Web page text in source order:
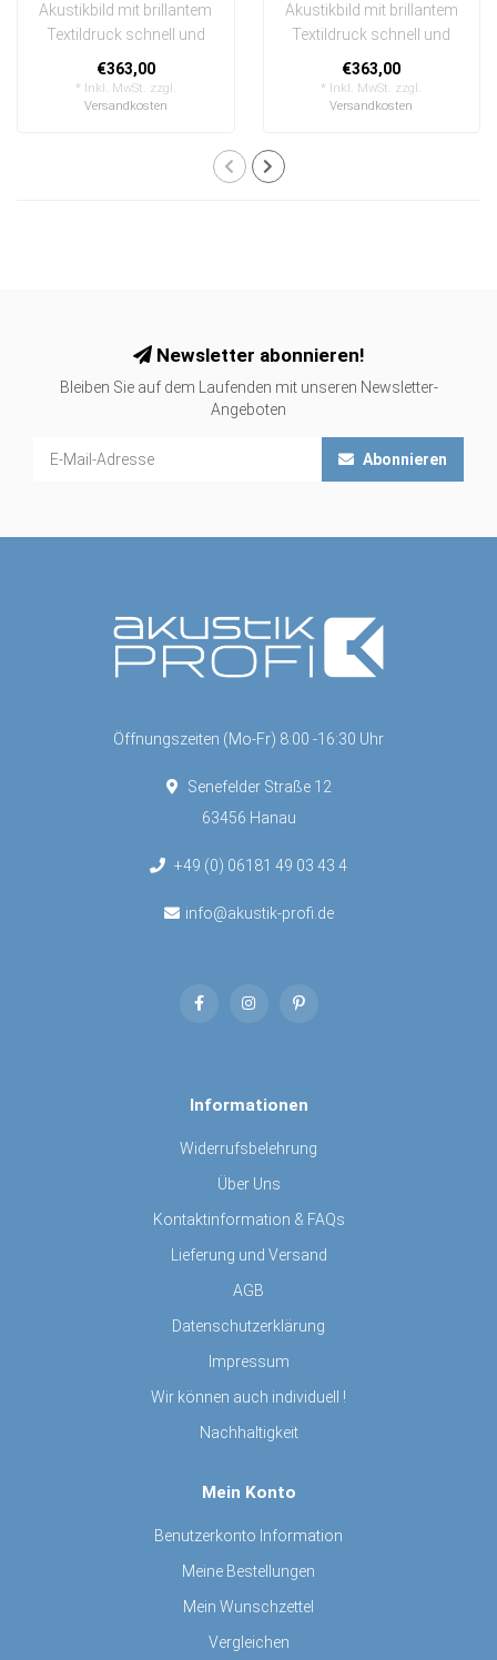
Akustikbild mit brillantem
Textildruck schnell und
einfach austauschbar
Unifarb..
€363,00
* Inkl. MwSt. zzgl.
Versandkosten
Akustikbild mit brillantem
Textildruck schnell und
einfach austauschbar
Unifarb..
€363,00
* Inkl. MwSt. zzgl.
Versandkosten
Newsletter abonnieren!
Bleiben Sie auf dem Laufenden mit unseren Newsletter-
Angeboten
Abonnieren
Öffnungszeiten (Mo-Fr) 8:00 -16:30 Uhr
Senefelder Straße 12
63456 Hanau
+49 (0) 06181 49 03 43 4
info@akustik-profi.de
Informationen
Widerrufsbelehrung
Über Uns
Kontaktinformation & FAQs
Lieferung und Versand
AGB
Datenschutzerklärung
Impressum
Wir können auch individuell !
Nachhaltigkeit
Mein Konto
Benutzerkonto Information
Meine Bestellungen
Mein Wunschzettel
Vergleichen